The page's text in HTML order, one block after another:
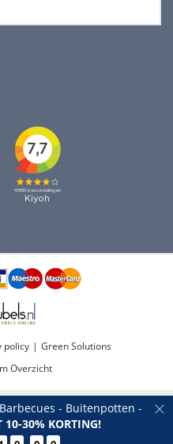
- Buitenpotten -
10-30% KORTING!
policy
Green Solutions
Overzicht